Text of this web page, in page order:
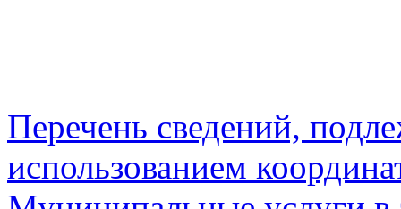
Перечень сведений,
использованием